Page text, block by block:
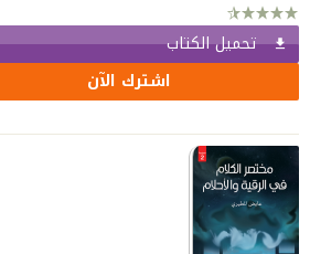
تحميل الكتاب
اشترك الآن